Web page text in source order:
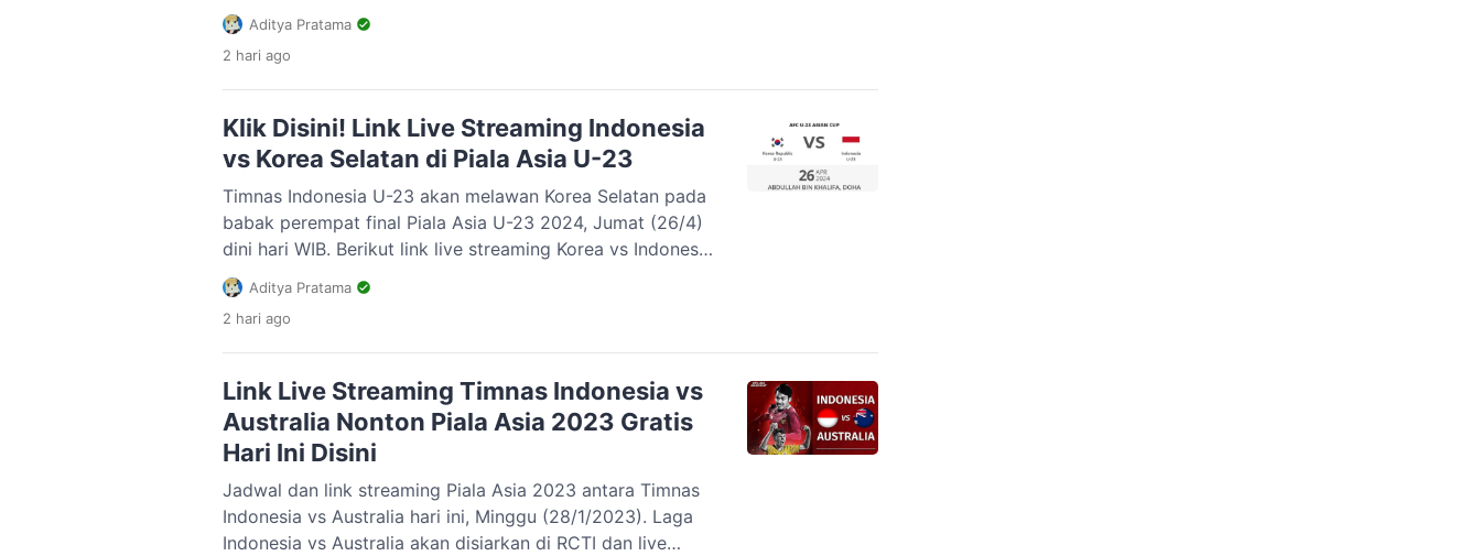
mengaktifkan paket yang tersedia di Vision+. Piala Asia
2024 digelar di Qatar, pada 12 Januari-10 Februari 2024.
Adapun, laga kedua Timnas Indonesia pada ajang ini akan
dipertemukan dengan, Vietnam di Stadion Abdullah […]
Aditya Pratama
2 hari ago
Klik Disini! Link Live Streaming Indonesia
vs Korea Selatan di Piala Asia U-23
Timnas Indonesia U-23 akan melawan Korea Selatan pada
babak perempat final Piala Asia U-23 2024, Jumat (26/4)
dini hari WIB. Berikut link live streaming Korea vs Indonesia
di Piala Asia U-23. Skuad Garuda Muda sedang berada
dalam motivasi tinggi usai lolos ke fase gugur. Tim asuhan
Shin Tae Yong itu melaju ke babak delapan besar […]
Aditya Pratama
2 hari ago
Link Live Streaming Timnas Indonesia vs
Australia Nonton Piala Asia 2023 Gratis
Hari Ini Disini
Jadwal dan link streaming Piala Asia 2023 antara Timnas
Indonesia vs Australia hari ini, Minggu (28/1/2023). Laga
Indonesia vs Australia akan disiarkan di RCTI dan live